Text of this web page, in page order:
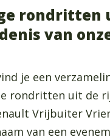
rondritten
van
je een
rondritten uit de
Vrijbuiter
van een